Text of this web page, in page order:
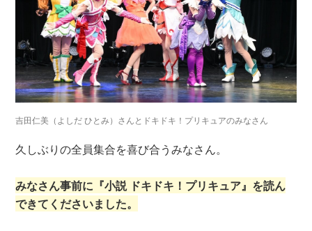
吉田仁美（よしだ ひとみ）さんとドキドキ！プリキュアのみなさん
久しぶりの全員集合を喜び合うみなさん。
みなさん事前に『小説 ドキドキ！プリキュア』を読ん
できてくださいました。